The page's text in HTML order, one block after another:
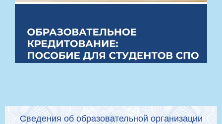
Сведения об образовательной организации